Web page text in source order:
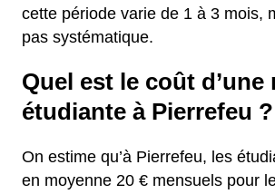
cette période varie de 1 à 3 mois,
pas systématique.
Quel est le coût d’une
étudiante à Pierrefeu ?
On estime qu’à Pierrefeu, les
en moyenne 20 € mensuels pour